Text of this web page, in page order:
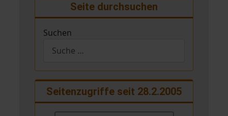
Seite durchsuchen
Suchen
Seitenzugriffe seit 28.2.2005